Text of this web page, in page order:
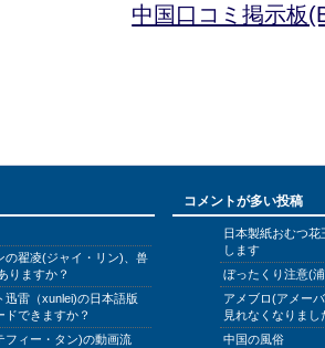
中国口コミ掲示板
の翟凌(ジャイ・リン)、兽
りますか？
迅雷（xunlei)の日本語版
ドできますか？
フィー・タン)の動画流
コメントが多い投稿
日本製紙おむつ
します
ぼったくり注意(
アメブロ(アメー
見れなくなりまし
中国の風俗